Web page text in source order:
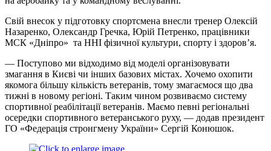
Свій внесок у підготовку спортсмена внесли тренер Олексій
Назаренко, Олександр Гречка, Юрій Петренко, працівники
МСК «Дніпро» та ННІ фізичної культури, спорту і здоров’я.
— Поступово ми відходимо від моделі організовувати
змагання в Києві чи інших базових містах. Хочемо охопити
якомога більшу кількість ветеранів, тому змагаємося що два
тижні в новому регіоні. Таким чином розвиваємо систему
спортивної реабілітації ветеранів. Маємо певні регіональні
осередки спортивного ветеранського руху, — додав президент
ГО «Федерація стронгмену України» Сергій Конюшок.